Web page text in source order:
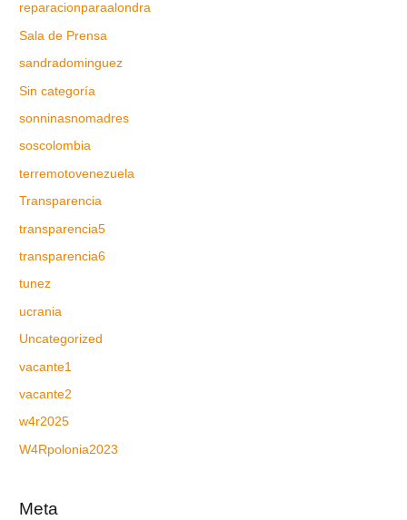
reparacionparaalondra
Sala de Prensa
sandradominguez
Sin categoría
sonninasnomadres
soscolombia
terremotovenezuela
Transparencia
transparencia5
transparencia6
tunez
ucrania
Uncategorized
vacante1
vacante2
w4r2025
W4Rpolonia2023
Meta